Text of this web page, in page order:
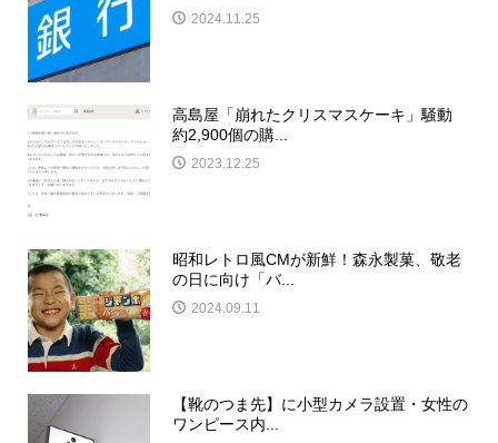
2024.11.25
高島屋「崩れたクリスマスケーキ」騒動
約2,900個の購...
2023.12.25
昭和レトロ風CMが新鮮！森永製菓、敬老
の日に向け「バ...
2024.09.11
【靴のつま先】に小型カメラ設置・女性の
ワンピース内...